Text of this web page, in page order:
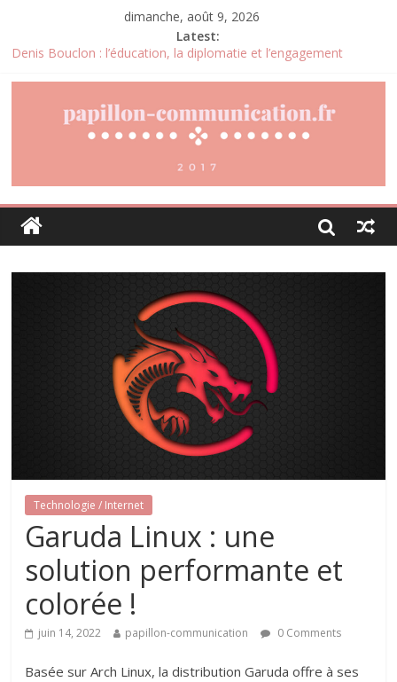
dimanche, août 9, 2026
Latest:
Denis Bouclon : l’éducation, la diplomatie et l’engagement
marchés africains
Pourquoi la gestion locative devient un levier stratégique pour
Daniel Moquet : quand les avis clients deviennent un levier
d’amélioration continue ?
Agria : une assurance santé animale conçue pour répondre aux
besoins des propriétaires
Technologie / Internet
Garuda Linux : une
solution performante et
colorée !
juin 14, 2022 papillon-communication 0 Comments
Basée sur Arch Linux, la distribution Garuda offre à ses